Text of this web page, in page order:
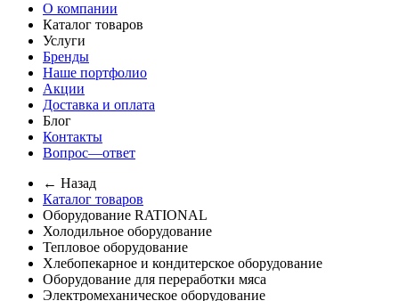
О компании
Каталог товаров
Услуги
Бренды
Наше портфолио
Акции
Доставка и оплата
Блог
Контакты
Вопрос—ответ
← Назад
Каталог товаров
Оборудование RATIONAL
Холодильное оборудование
Тепловое оборудование
Хлебопекарное и кондитерское оборудование
Оборудование для переработки мяса
Электромеханическое оборудование